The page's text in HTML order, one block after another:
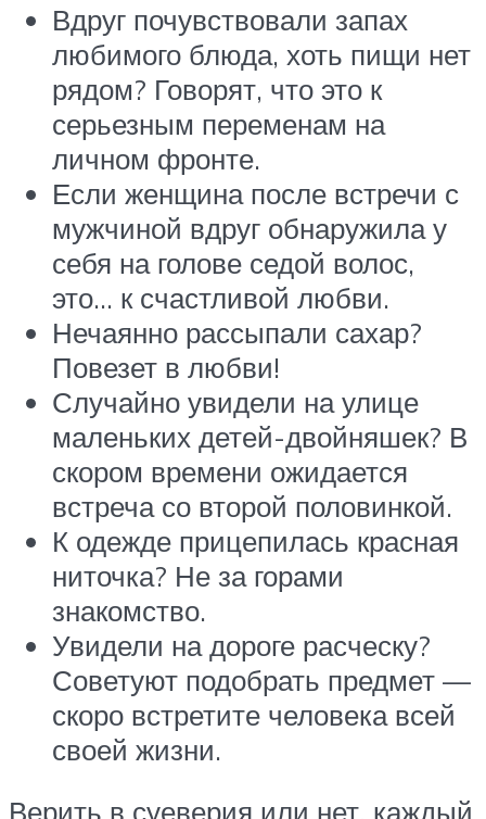
Вдруг почувствовали запах
любимого блюда, хоть пищи нет
рядом? Говорят, что это к
серьезным переменам на
личном фронте.
Если женщина после встречи с
мужчиной вдруг обнаружила у
себя на голове седой волос,
это… к счастливой любви.
Нечаянно рассыпали сахар?
Повезет в любви!
Случайно увидели на улице
маленьких детей-двойняшек? В
скором времени ожидается
встреча со второй половинкой.
К одежде прицепилась красная
ниточка? Не за горами
знакомство.
Увидели на дороге расческу?
Советуют подобрать предмет —
скоро встретите человека всей
своей жизни.
Верить в суеверия или нет, каждый